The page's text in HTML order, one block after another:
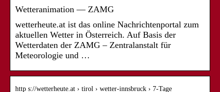
Wetteranimation — ZAMG
wetterheute.at ist das online Nachrichtenportal zum
aktuellen Wetter in Österreich. Auf Basis der
Wetterdaten der ZAMG – Zentralanstalt für
Meteorologie und …
http s://wetterheute.at › tirol › wetter-innsbruck › 7-Tage